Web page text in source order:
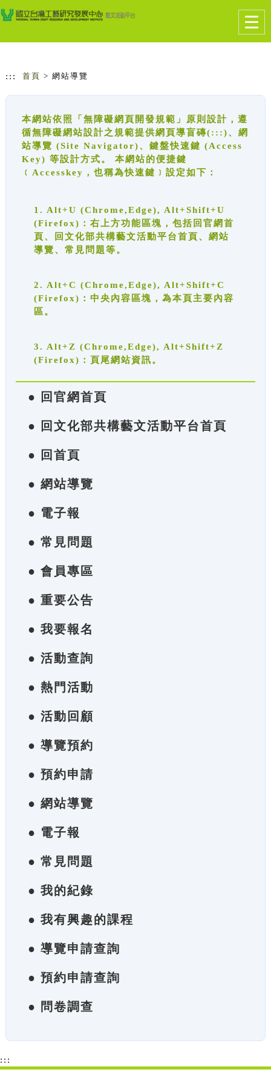
跳到主要內容
網站導覽
::: 首頁 > 網站導覽
本網站依照「無障礙網頁開發規範」原則設計，遵
循無障礙網站設計之規範提供網頁導盲磚(:::)、網
站導覽 (Site Navigator)、鍵盤快速鍵 (Access
Key) 等設計方式。 本網站的便捷鍵
﹝Accesskey，也稱為快速鍵﹞設定如下：
1. Alt+U (Chrome,Edge), Alt+Shift+U
(Firefox)：右上方功能區塊，包括回官網首
頁、回文化部共構藝文活動平台首頁、網站
導覽、常見問題等。
2. Alt+C (Chrome,Edge), Alt+Shift+C
(Firefox)：中央內容區塊，為本頁主要內容
區。
3. Alt+Z (Chrome,Edge), Alt+Shift+Z
(Firefox)：頁尾網站資訊。
● 回官網首頁
● 回文化部共構藝文活動平台首頁
● 回首頁
● 網站導覽
● 電子報
● 常見問題
● 會員專區
● 重要公告
● 我要報名
● 活動查詢
● 熱門活動
● 活動回顧
● 導覽預約
● 預約申請
● 網站導覽
● 電子報
● 常見問題
● 我的紀錄
● 我有興趣的課程
● 導覽申請查詢
● 預約申請查詢
● 問卷調查
:::